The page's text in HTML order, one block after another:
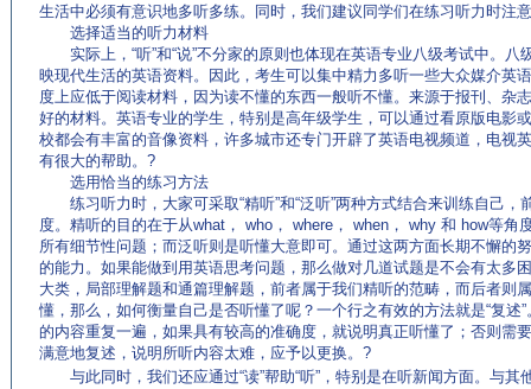
生活中必须有意识地多听多练。同时，我们建议同学们在练习听力时注
选择适当的听力材料
实际上，“听”和“说”不分家的原则也体现在英语专业八级考试中。八
映现代生活的英语资料。因此，考生可以集中精力多听一些大众媒介英
度上应低于阅读材料，因为读不懂的东西一般听不懂。来源于报刊、杂
好的材料。英语专业的学生，特别是高年级学生，可以通过看原版电影
校都会有丰富的音像资料，许多城市还专门开辟了英语电视频道，电视
有很大的帮助。?
选用恰当的练习方法
练习听力时，大家可采取“精听”和“泛听”两种方式结合来训练自己，
度。精听的目的在于从what， who， where， when， why 和 how等角
所有细节性问题；而泛听则是听懂大意即可。通过这两方面长期不懈的
的能力。如果能做到用英语思考问题，那么做对几道试题是不会有太多
大类，局部理解题和通篇理解题，前者属于我们精听的范畴，而后者则
懂，那么，如何衡量自己是否听懂了呢？一个行之有效的方法就是“复述
的内容重复一遍，如果具有较高的准确度，就说明真正听懂了；否则需
满意地复述，说明所听内容太难，应予以更换。?
与此同时，我们还应通过“读”帮助“听”，特别是在听新闻方面。与其